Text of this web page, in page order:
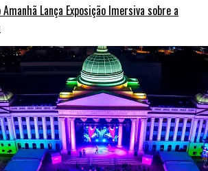
Amanhã Lança Exposição Imersiva sobre a